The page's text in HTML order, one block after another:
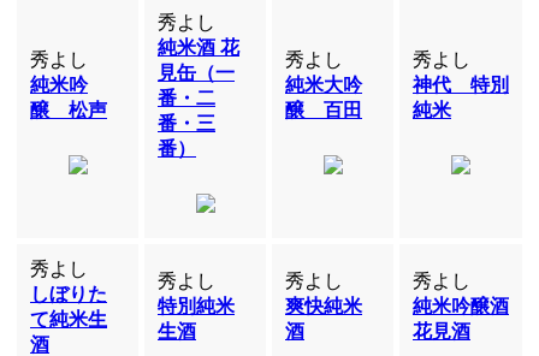
秀よし
純米吟
醸 松声
秀よし
純米酒 花
見缶（一
番・二
番・三
番）
秀よし
純米大吟
醸 百田
秀よし
神代 特別
純米
秀よし
しぼりた
て純米生
酒
秀よし
特別純米
生酒
秀よし
爽快純米
酒
秀よし
純米吟醸酒
花見酒